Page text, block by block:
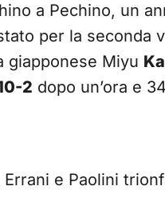
a Pechino, un
per la seconda
giapponese Miyu
2 dopo un’ora e
Errani e Paolini